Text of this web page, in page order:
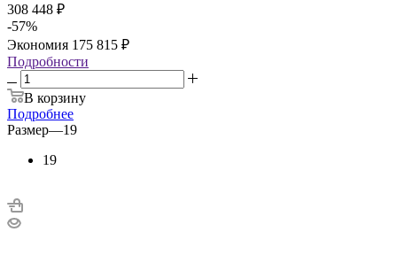
308 448 ₽
-57%
Экономия 175 815 ₽
Подробности
В корзину
Подробнее
Размер—19
19